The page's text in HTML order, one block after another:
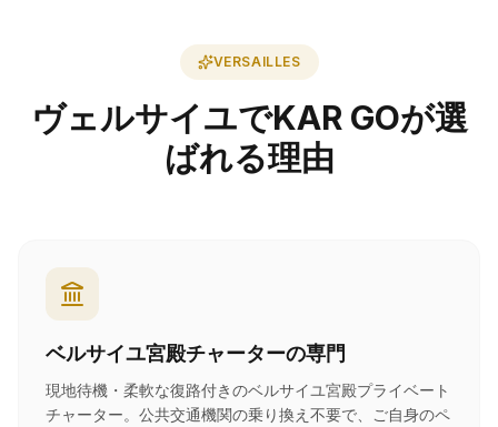
VERSAILLES
ヴェルサイユでKAR GOが選
ばれる理由
ベルサイユ宮殿チャーターの専門
現地待機・柔軟な復路付きのベルサイユ宮殿プライベート
チャーター。公共交通機関の乗り換え不要で、ご自身のペ